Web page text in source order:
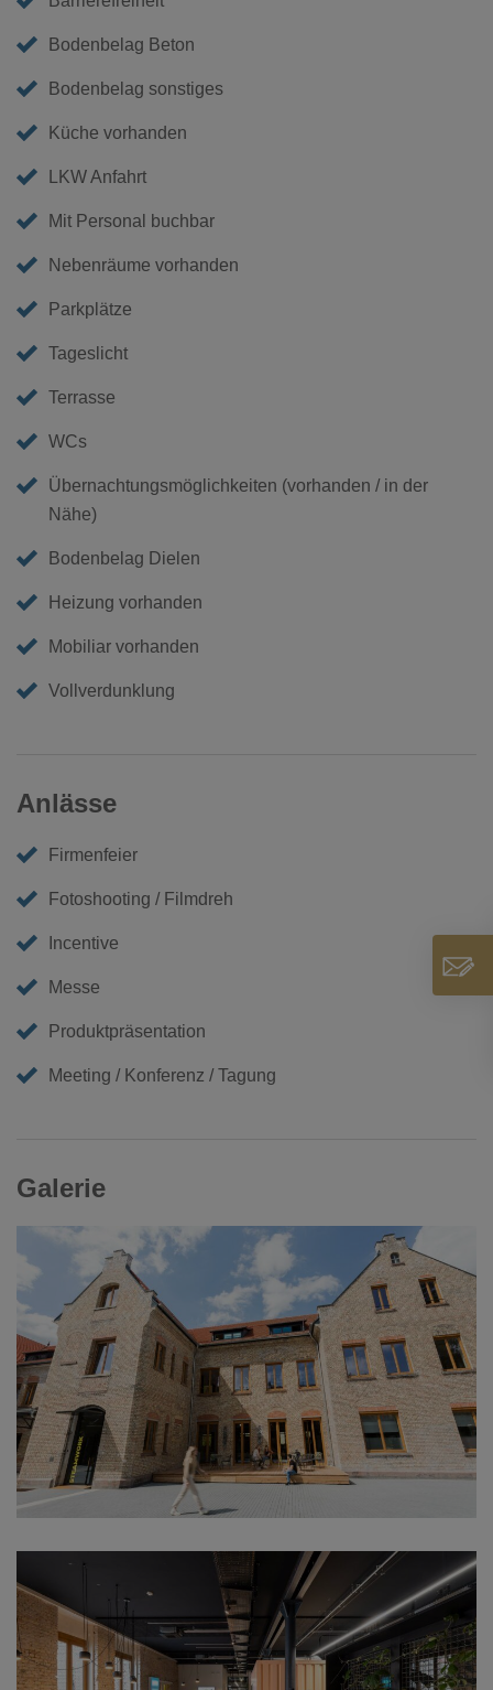
Bodenbelag Beton
Bodenbelag sonstiges
Küche vorhanden
LKW Anfahrt
Mit Personal buchbar
Nebenräume vorhanden
Parkplätze
Tageslicht
Terrasse
WCs
Übernachtungsmöglichkeiten (vorhanden / in der
Nähe)
Bodenbelag Dielen
Heizung vorhanden
Mobiliar vorhanden
Vollverdunklung
Anlässe
Firmenfeier
Fotoshooting / Filmdreh
Incentive
Messe
Produktpräsentation
Meeting / Konferenz / Tagung
Galerie